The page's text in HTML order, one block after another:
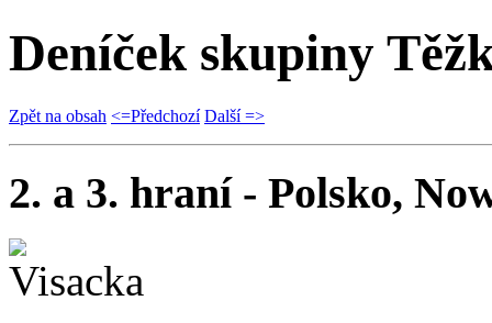
Deníček skupiny
Zpět na obsah <=Předchozí Další =>
2. a 3. hraní - Polsko,